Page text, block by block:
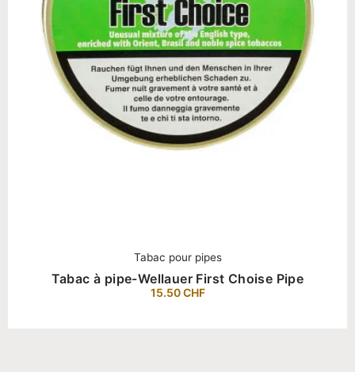
Tabac pour pipes
Tabac à pipe-Wellauer First Choise Pipe
15.50CHF